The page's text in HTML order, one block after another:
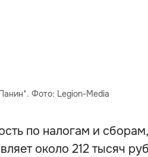
Фото: Legion-Media
по налогам и
около 212 тысяч